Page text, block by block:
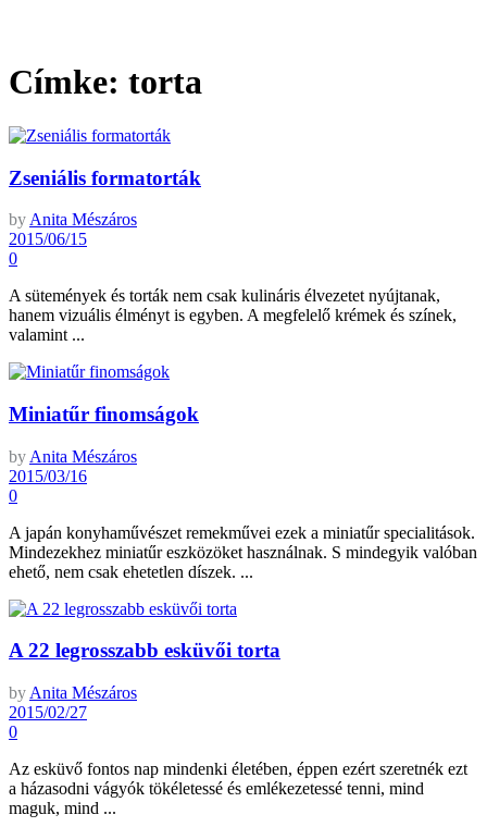
Címke: torta
Zseniális formatorták
by Anita Mészáros
2015/06/15
0
A sütemények és torták nem csak kulináris élvezetet nyújtanak,
hanem vizuális élményt is egyben. A megfelelő krémek és színek,
valamint ...
Miniatűr finomságok
by Anita Mészáros
2015/03/16
0
A japán konyhaművészet remekművei ezek a miniatűr specialitások.
Mindezekhez miniatűr eszközöket használnak. S mindegyik valóban
ehető, nem csak ehetetlen díszek. ...
A 22 legrosszabb esküvői torta
by Anita Mészáros
2015/02/27
0
Az esküvő fontos nap mindenki életében, éppen ezért szeretnék ezt
a házasodni vágyók tökéletessé és emlékezetessé tenni, mind
maguk, mind ...